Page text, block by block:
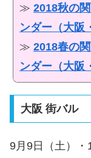
≫ 2018秋の
ンダー（大阪
≫ 2018春の
ンダー（大阪
大阪 街バル
9月9日（土）・